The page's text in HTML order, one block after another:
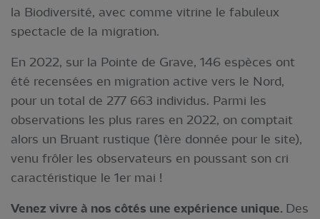
la Biodiversité, avec comme vitrine le fabuleux
spectacle de la migration.
En 2022, sur la Pointe de Grave, 146 espèces ont
été recensées en migration active vers le Nord,
pour un total de 277 663 individus. Parmi les
observations les plus rares en 2022, on comptait
alors un Bruant rustique (1ère donnée pour le site),
venu frôler les observateurs en poussant son cri
caractéristique le 1er mai !
Venez vivre à nos côtés une expérience unique. Des